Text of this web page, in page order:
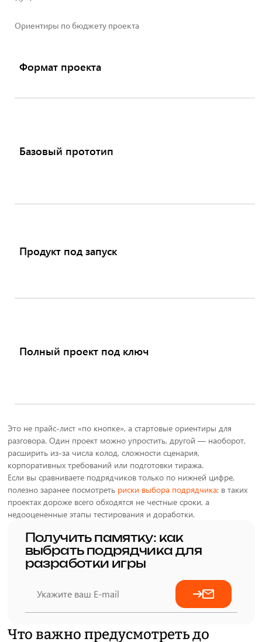
Ориентиры по бюджету проекта
Формат проекта
Базовый прототип
Продукт под запуск
Полный проект под ключ
Это не прайс-лист «по кнопке», а стартовые ориентиры для
разговора. Один проект можно упростить, другой — наоборот,
расширить из-за числа колод, сложности сценария,
корпоративных требований или подготовки тиража.
Если вы сравниваете подрядчиков только по нижней цифре,
полезно заранее посмотреть риски выбора подрядчика: в таких
проектах дороже всего обходятся не честные сроки, а
недооцененные этапы тестирования и доработки.
Получить памятку: как
выбрать подрядчика для
разработки игры
Что важно предусмотреть до